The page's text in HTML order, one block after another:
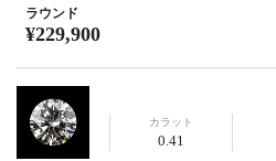
ラウンド
¥229,900
カラット
0.41